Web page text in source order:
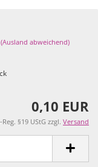
(Ausland abweichend)
0,10 EUR
§19 UStG zzgl. Versand